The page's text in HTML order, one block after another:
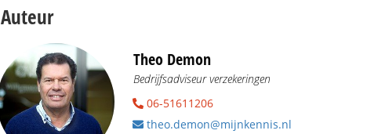
Auteur
Theo Demon
Bedrijfsadviseur verzekeringen
06-51611206
theo.demon@mijnkennis.nl